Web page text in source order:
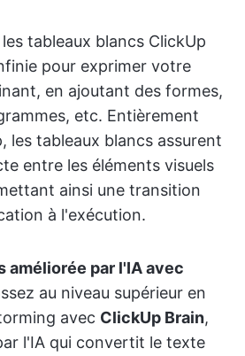
les tableaux blancs ClickUp
pour exprimer votre
en ajoutant des formes,
etc. Entièrement
les tableaux blancs assurent
entre les éléments visuels
ainsi une transition
à l'exécution.
améliorée par l'IA avec
au niveau supérieur en
avec ClickUp Brain,
l'IA qui convertit le texte